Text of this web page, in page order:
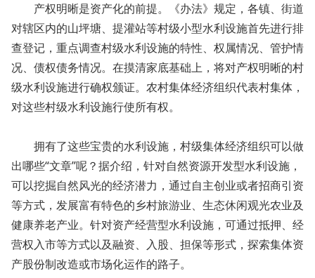
产权明晰是资产化的前提。《办法》规定，各镇、街道
对辖区内的山坪塘、提灌站等村级小型水利设施首先进行排
查登记，重点调查村级水利设施的特性、权属情况、管护情
况、债权债务情况。在摸清家底基础上，将对产权明晰的村
级水利设施进行确权颁证。农村集体经济组织代表村集体，
对这些村级水利设施行使所有权。
拥有了这些宝贵的水利设施，村级集体经济组织可以做
出哪些“文章”呢？据介绍，针对自然资源开发型水利设施，
可以挖掘自然风光的经济潜力，通过自主创业或者招商引资
等方式，发展富有特色的乡村旅游业、生态休闲观光农业及
健康养老产业。针对资产经营型水利设施，可通过抵押、经
营权入市等方式以及融资、入股、担保等形式，探索集体资
产股份制改造或市场化运作的路子。